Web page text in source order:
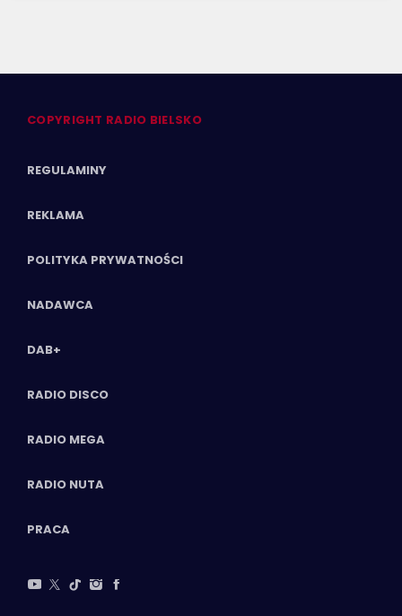
COPYRIGHT RADIO BIELSKO
REGULAMINY
REKLAMA
POLITYKA PRYWATNOŚCI
NADAWCA
DAB+
RADIO DISCO
RADIO MEGA
RADIO NUTA
PRACA